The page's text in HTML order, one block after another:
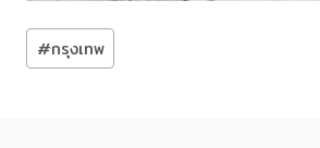
Post
Tags:
#กรุงเทพ